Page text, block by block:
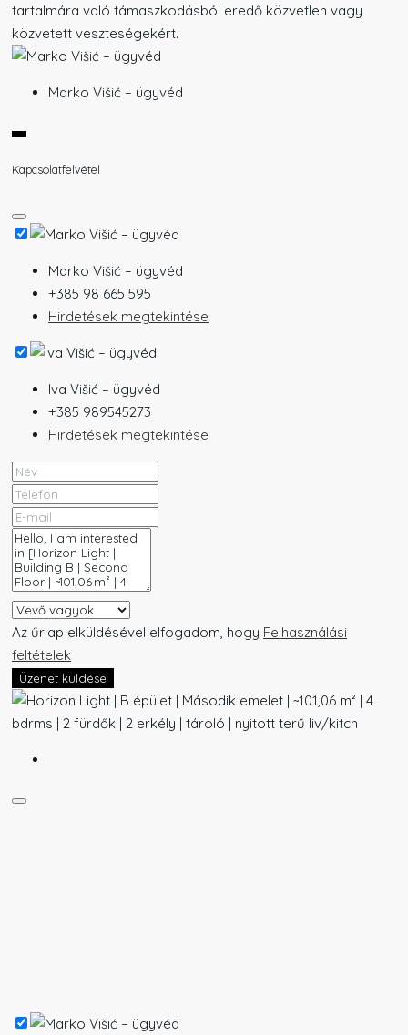
tartalmára való támaszkodásból eredő közvetlen vagy
közvetett veszteségekért.
Marko Višić – ügyvéd
Kapcsolatfelvétel
Marko Višić – ügyvéd
+385 98 665 595
Hirdetések megtekintése
Iva Višić – ügyvéd
+385 989545273
Hirdetések megtekintése
Az űrlap elküldésével elfogadom, hogy Felhasználási
feltételek
Üzenet küldése